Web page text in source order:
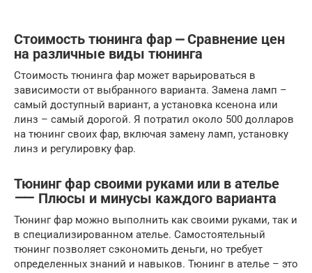
Стоимость тюнинга фар ⎼ Сравнение цен
на различные виды тюнинга
Стоимость тюнинга фар может варьироваться в
зависимости от выбранного варианта. Замена ламп –
самый доступный вариант, а установка ксенона или
линз – самый дорогой. Я потратил около 500 долларов
на тюнинг своих фар, включая замену ламп, установку
линз и регулировку фар.
Тюнинг фар своими руками или в ателье
⸺ Плюсы и минусы каждого варианта
Тюнинг фар можно выполнить как своими руками, так и
в специализированном ателье. Самостоятельный
тюнинг позволяет сэкономить деньги, но требует
определенных знаний и навыков. Тюнинг в ателье – это